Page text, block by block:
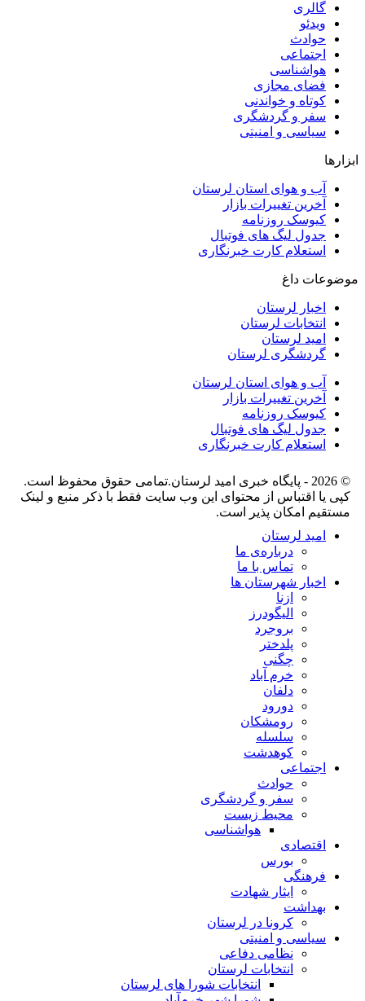
گالری
ویدئو
حوادث
اجتماعی
هواشناسی
فضای مجازی
کوتاه و خواندنی
سفر و گردشگری
سیاسی و امنیتی
ابزارها
آب و هوای استان لرستان
آخرین تغییرات بازار
کیوسک روزنامه
جدول لیگ های فوتبال
استعلام کارت خبرنگاری
موضوعات داغ
اخبار لرستان
انتخابات لرستان
امید لرستان
گردشگری لرستان
آب و هوای استان لرستان
آخرین تغییرات بازار
کیوسک روزنامه
جدول لیگ های فوتبال
استعلام کارت خبرنگاری
© 2026 - پایگاه خبری اميد لرستان.تمامی حقوق محفوظ است.
کپی یا اقتباس از محتوای این وب سایت فقط با ذکر منبع و لینک
مستقیم امکان پذیر است.
امید لرستان
درباره‌ی ما
تماس با ما
اخبار شهرستان ها
ازنا
الیگودرز
بروجرد
پلدختر
چگنی
خرم آباد
دلفان
دورود
رومشکان
سلسله
کوهدشت
اجتماعی
حوادث
سفر و گردشگری
محیط زیست
هواشناسی
اقتصادی
بورس
فرهنگی
ایثار شهادت
بهداشت
کرونا در لرستان
سیاسی و امنیتی
نظامی دفاعی
انتخابات لرستان
انتخابات شورا های لرستان